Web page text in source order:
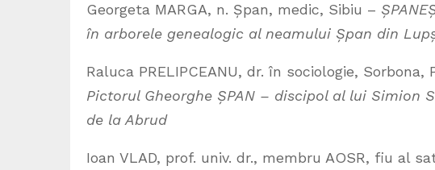
Georgeta MARGA, n. Șpan, medic, Sibiu –
în arborele genealogic al neamului Șpan din
Raluca PRELIPCEANU, dr. în sociologie,
Pictorul Gheorghe ȘPAN – discipol al lui Simion
de la Abrud
Ioan VLAD, prof. univ. dr., membru AOSR, fiu al